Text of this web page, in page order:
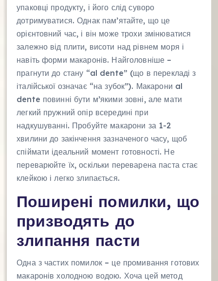
упаковці продукту, і його слід суворо
дотримуватися. Однак пам’ятайте, що це
орієнтовний час, і він може трохи змінюватися
залежно від плити, висоти над рівнем моря і
навіть форми макаронів. Найголовніше –
прагнути до стану “al dente” (що в перекладі з
італійської означає “на зубок”). Макарони al
dente повинні бути м’якими зовні, але мати
легкий пружний опір всередині при
надкушуванні. Пробуйте макарони за 1-2
хвилини до закінчення зазначеного часу, щоб
спіймати ідеальний момент готовності. Не
переварюйте їх, оскільки переварена паста стає
клейкою і легко злипається.
Поширені помилки, що
призводять до
злипання пасти
Одна з частих помилок – це промивання готових
макаронів холодною водою. Хоча цей метод